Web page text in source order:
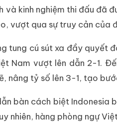
và kinh nghiệm thi đấu đã
vượt qua sự truy cản của
tung cú sút xa đầy quyết
Nam vượt lên dẫn 2-1.
nâng tỷ số lên 3-1, tạo
bàn cách biệt
nhiên, hàng phòng ngự